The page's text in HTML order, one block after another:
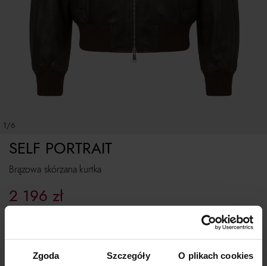
Zgoda Szczegóły O plikach cookies
1/6
Brązowa skórzana kurtka
SELF PORTRAIT
2 196 zł
Rozmiarówka standardowa. Jesteś pomiędzy? Wybierz większy rozmiar.